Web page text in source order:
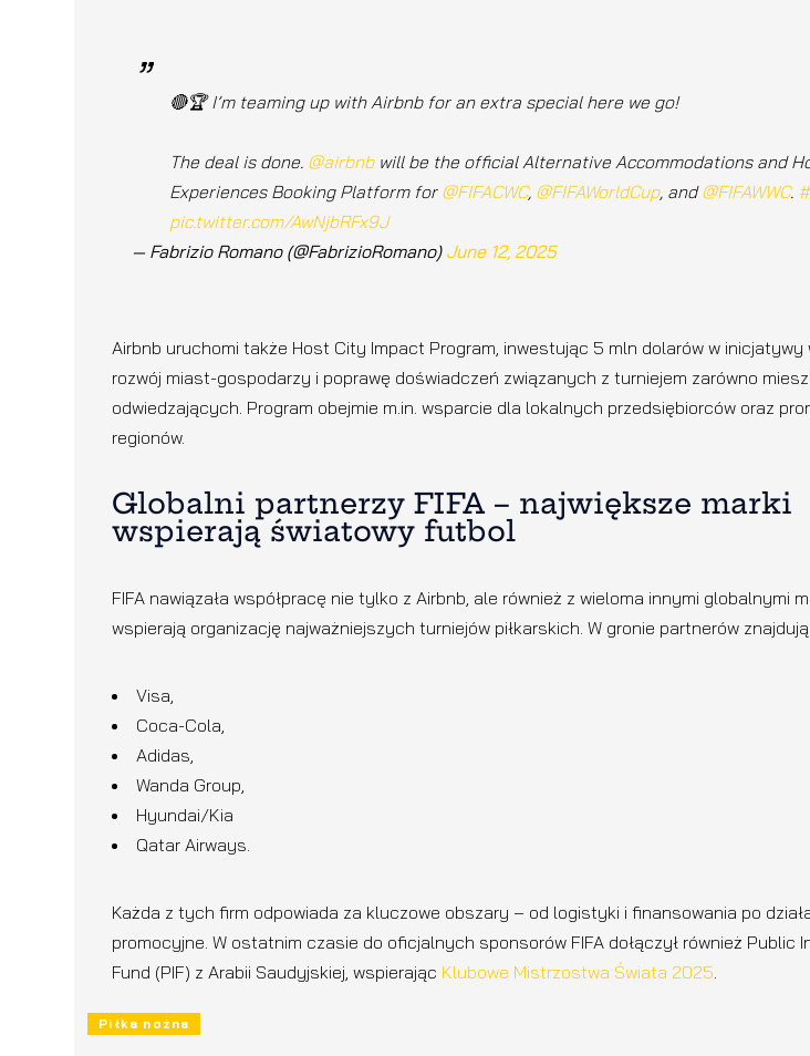
🔴🏆 I’m teaming up with Airbnb for an extra special here we go!
The deal is done. @airbnbwill be the official Alternative Accommodations and
Experiences Booking Platform for @FIFACWC, @FIFAWorldCup, and@FIFAWWC.
pic.twitter.com/AwNjbRFx9J
— Fabrizio Romano (@FabrizioRomano) June 12, 2025
Airbnb uruchomi także Host City Impact Program, inwestując 5 mln dolarów w inicjatywy
rozwój miast-gospodarzy i poprawę doświadczeń związanych z turniejem zarówno
odwiedzających. Program obejmie m.in. wsparcie dla lokalnych przedsiębiorców oraz
regionów.
Globalni partnerzy FIFA – największe marki
wspierają światowy futbol
FIFA nawiązała współpracę nie tylko z Airbnb, ale również z wieloma innymi globalnymi
wspierają organizację najważniejszych turniejów piłkarskich. W gronie partnerów
Visa,
Coca-Cola,
Adidas,
Wanda Group,
Hyundai/Kia
Qatar Airways.
Każda z tych firm odpowiada za kluczowe obszary – od logistyki i finansowania po
promocyjne. W ostatnim czasie do oficjalnych sponsorów FIFA dołączył również Public
Fund (PIF) z Arabii Saudyjskiej, wspierając Klubowe Mistrzostwa Świata 2025.
Piłka nożna